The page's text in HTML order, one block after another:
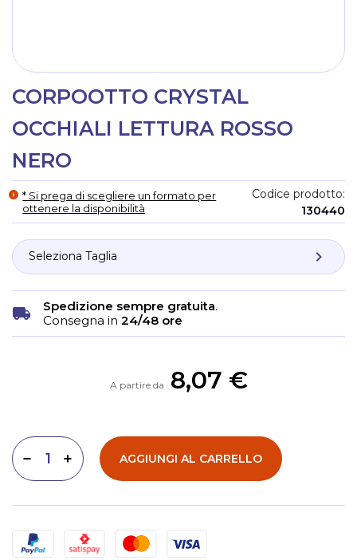
CORPOOTTO CRYSTAL
OCCHIALI LETTURA ROSSO
NERO
* Si prega di scegliere un formato per
ottenere la disponibilità
Codice prodotto
130440
Spedizione sempre gratuita.
Consegna in 24/48 ore
A partire da 8,07 €
Aumenta quantità
Diminuisci quantitàAGGIUNGI AL CARRELLO
Metodi di pagamento